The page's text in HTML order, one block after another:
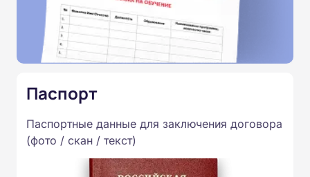
Паспорт
Паспортные данные для заключения договора
(фото / скан / текст)